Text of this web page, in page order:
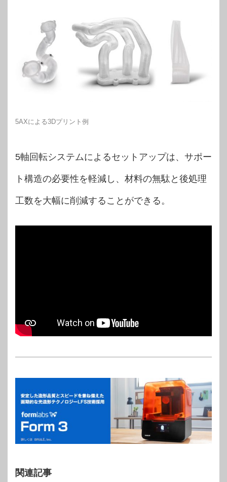
5AXによる3Dプリント例
5軸回転システムによるセットアップは、サポー
ト構造の必要性を軽減し、材料の無駄と後処理
工数を大幅に削減することができる。
関連記事